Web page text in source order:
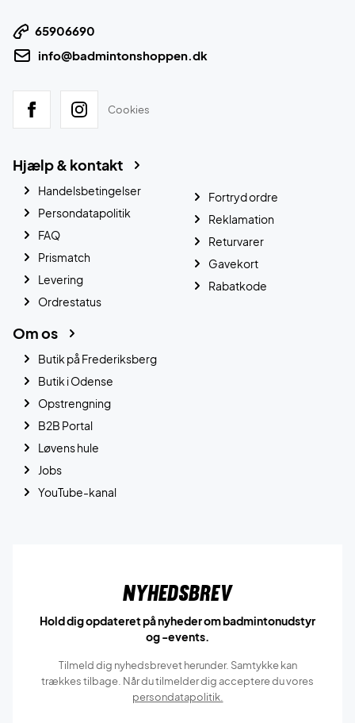
65906690
info@badmintonshoppen.dk
Cookies
Hjælp & kontakt
Handelsbetingelser
Persondatapolitik
FAQ
Prismatch
Levering
Ordrestatus
Fortryd ordre
Reklamation
Returvarer
Gavekort
Rabatkode
Om os
Butik på Frederiksberg
Butik i Odense
Opstrengning
B2B Portal
Løvens hule
Jobs
YouTube-kanal
Nyhedsbrev
Hold dig opdateret på nyheder om badmintonudstyr
og -events.
Tilmeld dig nyhedsbrevet herunder. Samtykke kan
trækkes tilbage. Når du tilmelder dig acceptere du vores
persondatapolitik.